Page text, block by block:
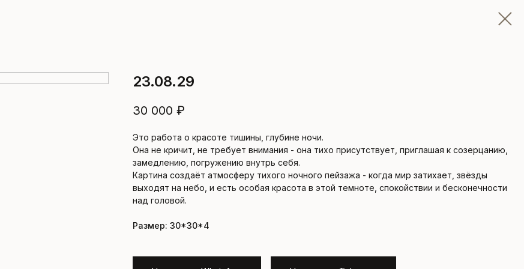
23.08.29
30 000 ₽
Это работа о красоте тишины, глубине ночи.
Она не кричит, не требует внимания - она тихо присутствует, приглашая к созерцанию,
замедлению, погружению внутрь себя.
Картина создаёт атмосферу тихого ночного пейзажа - когда мир затихает, звёзды
выходят на небо, и есть особая красота в этой темноте, спокойствии и бесконечности
над головой.
Размер: 30*30*4